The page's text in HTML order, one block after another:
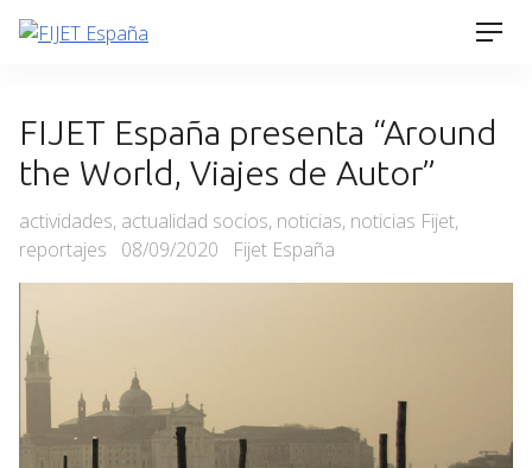
Skip
FIJET España presenta “Around
the World, Viajes de Autor”
Categories
actividades, actualidad socios, noticias, noticias Fijet,
reportajes
Posted
on
08/09/2020 Fijet España